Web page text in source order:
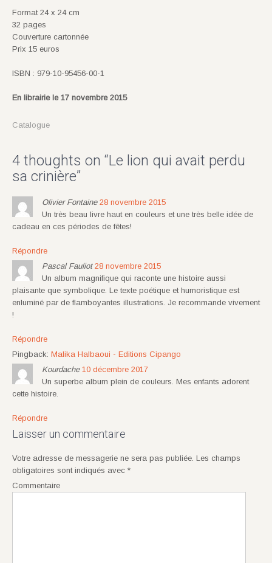
Format 24 x 24 cm
32 pages
Couverture cartonnée
Prix 15 euros
ISBN : 979-10-95456-00-1
En librairie le 17 novembre 2015
Catalogue
4 thoughts on “Le lion qui avait perdu
sa crinière”
Olivier Fontaine 28 novembre 2015
Un très beau livre haut en couleurs et une très belle idée de
cadeau en ces périodes de fêtes!
Répondre
Pascal Fauliot 28 novembre 2015
Un album magnifique qui raconte une histoire aussi
plaisante que symbolique. Le texte poétique et humoristique est
enluminé par de flamboyantes illustrations. Je recommande vivement
!
Répondre
Pingback: Malika Halbaoui - Editions Cipango
Kourdache 10 décembre 2017
Un superbe album plein de couleurs. Mes enfants adorent
cette histoire.
Répondre
Laisser un commentaire
Votre adresse de messagerie ne sera pas publiée. Les champs
obligatoires sont indiqués avec *
Commentaire